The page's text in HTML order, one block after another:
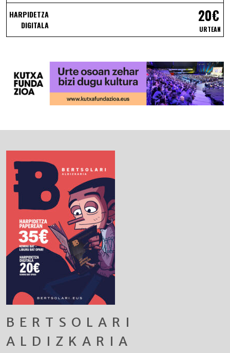
HARPIDETZA
DIGITALA
20€
URTEAN
BERTSOLARI
ALDIZKARIA